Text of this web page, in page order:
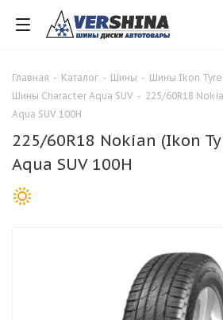
Главная - Каталог - Шины - Шины Ikon
Шины Character Aqua SUV - 225/60R18
Aqua SUV 100H
225/60R18 Nokian (Ikon
Aqua SUV 100H